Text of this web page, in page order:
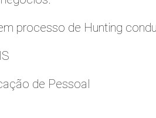
processo de Hunting
de Pessoal